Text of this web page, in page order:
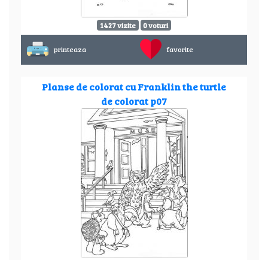
1427 vizite 0 voturi
printeaza favorite
Planse de colorat cu Franklin the turtle
de colorat p07